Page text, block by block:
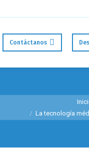
Contáctanos
La tecnología